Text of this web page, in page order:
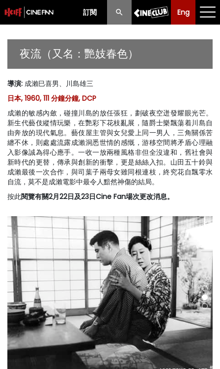
訂閱 Eng
Eng 中文
節目
放映時間表
購票須知
優惠計劃
前期節目
夜流（又名：艷妓春色）
導演: 成瀨巳喜男、川島雄三
日本, 1960, 111 分鐘分鐘, DCP
成瀨的敏感內斂，碰撞川島的放任張狂，劃破夜空迸發耀眼光芒。
新生代藝伎縱情玩樂，在艷彩下花枝亂展，隨爵士樂飄蕩着川島自
由奔放的現代氣息。藝伎屋主管與女兒愛上同一男人，三角關係苦
纏不休，則處處流露成瀨洞悉世情的感慨，游移空間將矛盾心理融
入影像誠為得心應手。一收一放兩種風格非但全沒違和，舊社會與
新時代的更替，傳承與創新的衝擊，更是絲絲入扣。山田五十鈴與
成瀨最後一次合作，與司葉子兩母女雖同根連枝，終究花自飄零水
自流，莫不是成瀨電影中最令人黯然神傷的結局。
按此閱覽有關2月22日及23日Cine Fan場次更改消息。